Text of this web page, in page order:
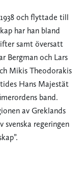
och flyttade till
har han bland
samt översatt
Bergman och Lars
Mikis Theodorakis
Hans Majestät
band.
av Greklands
svenska regeringen